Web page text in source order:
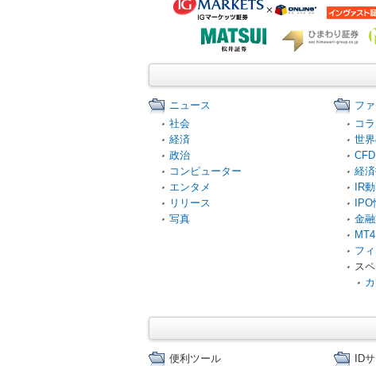
ニュース
社会
経済
政治
コンピューター
エンタメ
リリース
写真
フ
コ
世
CFD
経
IR
金
MT4
フ
ス
便利ツール ID